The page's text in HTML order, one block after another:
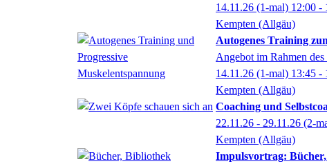
14.11.26 (1-mal) 12:00 -
Kempten (Allgäu)
Autogenes Training
Angebot im Rahmen
14.11.26 (1-mal) 13:45 -
Kempten (Allgäu)
Coaching und
22.11.26 - 29.11.26 (2-
Kempten (Allgäu)
Impulsvortrag: